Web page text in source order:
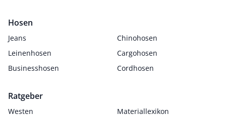
Hosen
Jeans
Chinohosen
Leinenhosen
Cargohosen
Businesshosen
Cordhosen
Ratgeber
Westen
Materiallexikon